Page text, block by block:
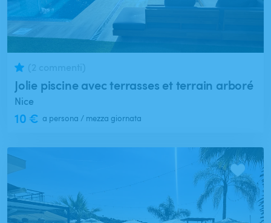
Jolie piscine avec terrasses et terrain arboré
Nice
10 € a persona / mezza giornata